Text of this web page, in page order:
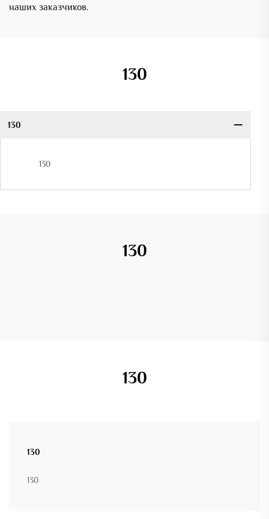
наших заказчиков.
130
130
130
130
130
130
130